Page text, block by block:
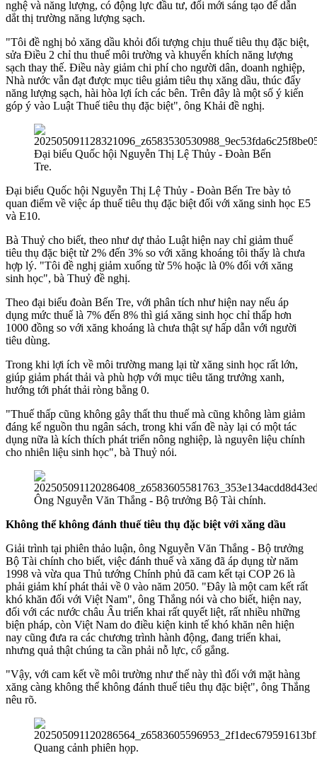
nghệ và năng lượng, có động lực đầu tư, đổi mới sáng tạo để dẫn
dắt thị trường năng lượng sạch.
"Tôi đề nghị bỏ xăng dầu khỏi đối tượng chịu thuế tiêu thụ đặc biệt,
sửa Điều 2 chỉ thu thuế môi trường và khuyến khích năng lượng
sạch thay thế. Điều này giảm chi phí cho người dân, doanh nghiệp,
Nhà nước vẫn đạt được mục tiêu giảm tiêu thụ xăng dầu, thúc đẩy
năng lượng sạch, hài hòa lợi ích các bên. Trên đây là một số ý kiến
góp ý vào Luật Thuế tiêu thụ đặc biệt", ông Khải đề nghị.
Đại biểu Quốc hội Nguyễn Thị Lệ Thủy - Đoàn Bến
Tre.
Đại biểu Quốc hội Nguyễn Thị Lệ Thủy - Đoàn Bến Tre bày tỏ
quan điểm về việc áp thuế tiêu thụ đặc biệt đối với xăng sinh học E5
và E10.
Bà Thuỷ cho biết, theo như dự thảo Luật hiện nay chỉ giảm thuế
tiêu thụ đặc biệt từ 2% đến 3% so với xăng khoáng tôi thấy là chưa
hợp lý. "Tôi đề nghị giảm xuống từ 5% hoặc là 0% đối với xăng
sinh học", bà Thuỷ đề nghị.
Theo đại biểu đoàn Bến Tre, với phân tích như hiện nay nếu áp
dụng mức thuế là 7% đến 8% thì giá xăng sinh học chỉ thấp hơn
1000 đồng so với xăng khoáng là chưa thật sự hấp dẫn với người
tiêu dùng.
Trong khi lợi ích về môi trường mang lại từ xăng sinh học rất lớn,
giúp giảm phát thải và phù hợp với mục tiêu tăng trưởng xanh,
hướng tới phát thải ròng bằng 0.
"Thuế thấp cũng không gây thất thu thuế mà cũng không làm giảm
đáng kể nguồn thu ngân sách, trong khi vấn đề này lại có một tác
dụng nữa là kích thích phát triển nông nghiệp, là nguyên liệu chính
cho nhiên liệu sinh học", bà Thuỷ nói.
Ông Nguyễn Văn Thắng - Bộ trưởng Bộ Tài chính.
Không thể không đánh thuế tiêu thụ đặc biệt với xăng dầu
Giải trình tại phiên thảo luận, ông Nguyễn Văn Thắng - Bộ trưởng
Bộ Tài chính cho biết, việc đánh thuế và xăng đã áp dụng từ năm
1998 và vừa qua Thủ tướng Chính phủ đã cam kết tại COP 26 là
phải giảm khí phát thải về 0 vào năm 2050. "Đây là một cam kết rất
khó khăn đối với Việt Nam", ông Thắng nói và cho biết, hiện nay,
đối với các nước châu Âu triển khai rất quyết liệt, rất nhiều những
biện pháp, còn Việt Nam do điều kiện kinh tế khó khăn nên hiện
nay cũng đưa ra các chương trình hành động, đang triển khai,
nhưng quả thật chúng ta cần phải nỗ lực, cố gắng.
"Vậy, với cam kết về môi trường như thế này thì đối với mặt hàng
xăng càng không thể không đánh thuế tiêu thụ đặc biệt", ông Thắng
nêu rõ.
Quang cảnh phiên họp.